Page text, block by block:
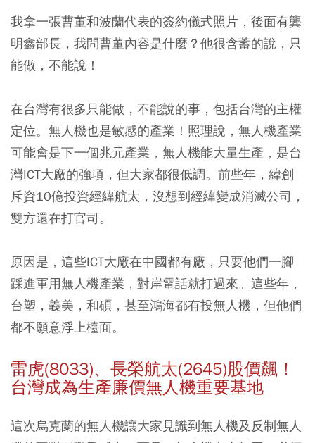
我拿一張曹董和波蘭代表的簽約儀式照片，後面有龔
明鑫部長，我問曹董內容是什麼？他很含蓄的說，只
能做，不能說！
在台灣有很多只能做，不能說的事，包括台灣的主權
定位。無人機也是敏感的產業！照理說，無人機產業
可能會是下一個兆元產業，無人機能大量生產，是台
灣ICT大廠的強項，但大家都很低調。前些年，緯創
斥資10億投資經緯航太，沒想到經緯變成消滅公司，
雙方還在打官司。
原因是，這些ICT大廠在中國都有廠，只要他們一腳
踩進軍用無人機產業，對岸電話就打過來。這些年，
台塑，義美，和碩，甚至鴻海都有投無人機，但他們
都不願意浮上檯面。
雷虎(8033)、長榮航太(2645)股價飆！
台灣成為生產廉價無人機重要基地
這次烏克蘭的無人機讓大家見識到無人機及反制無人